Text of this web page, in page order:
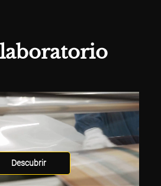
Descubrir